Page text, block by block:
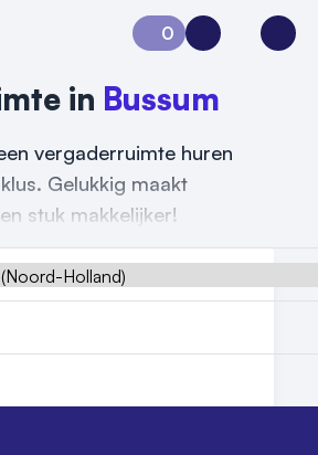
aan
0
Aanvraag 0Inloggen
in Bussum
vergaderruimte huren
Gelukkig maakt
stuk makkelijker!